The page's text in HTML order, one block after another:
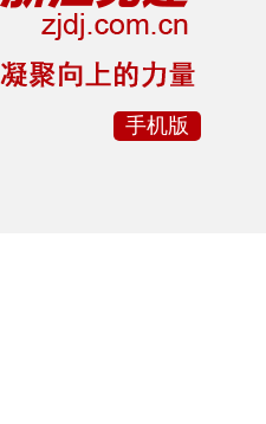
手机版